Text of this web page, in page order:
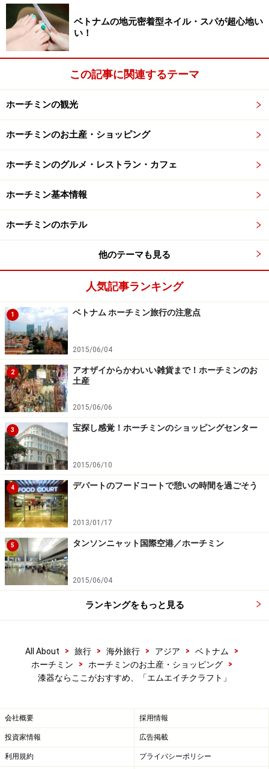
らゆる角度から素敵な商品を探してください。ちなみに
お値段はピンキリですが、相場はどれも1000円程度で
す。その時の仕入れによって商品は不定期的に変わりま
すので、二度目のホーチミン旅行！ という方でも目新し
い商品を見つけることができるかもしれません。
＜DATA＞
■mh CRAFT(エム・エイチ・クラフト)
住所：33 Ton That Thiep Street, Dist1, Ho Chi Minh City
TEL：08-3823-9599
年中無休
※記事内容は執筆時点のものです。最新の内容をご確認くださ
い。
※海外を訪れる際には最新情報の入手に努め、「
」を確認するなど、安全確保に十分注意を払ってく
ださい。
ベトナムの地元密着型ネイル・スパが超心地い
い！
この記事に関連するテーマ
ホーチミンの観光
ホーチミンのお土産・ショッピング
ホーチミンのグルメ・レストラン・カフェ
ホーチミン基本情報
ホーチミンのホテル
他のテーマも見る
人気記事ランキング
1 ベトナム ホーチミン旅行の注意点
2015/06/04
2
アオザイからかわいい雑貨まで！ホーチミンのお
土産
2015/06/06
3 宝探し感覚！ホーチミンのショッピングセンター
2015/06/10
4 デパートのフードコートで憩いの時間を過ごそう
2013/01/17
5 タンソンニャット国際空港／ホーチミン
2015/06/04
ランキングをもっと見る
All About > 旅行 > 海外旅行 > アジア > ベトナム
>
ホーチミン
> ホーチミンのお土産・ショッピング
>
漆器ならここがおすすめ、「エムエイチクラフト」
会社概要 採用情報
投資家情報 広告掲載
利用規約 プライバシーポリシー